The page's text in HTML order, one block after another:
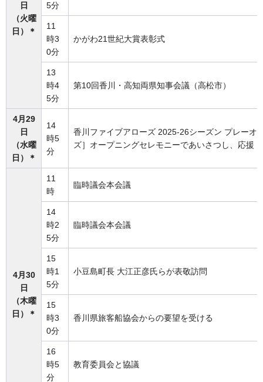
日
（火曜
日）＊
5分
11
時3
0分
かがわ21世紀大賞表彰式
13
時4
5分
第10回香川・高知両県知事会議（高松市）
4月29
日
（水曜
日）＊
14
時5
分
香川ファイブアローズ 2025-26シーズン プレーオ
ズ］オープニングセレモニーであいさつし、応援
4月30
日
（木曜
日）＊
11
時
臨時議会本会議
14
時2
5分
臨時議会本会議
15
時1
5分
小豆島町長 大江正彦氏らが表敬訪問
15
時3
0分
香川県旅客船協会からの要望を受ける
16
時5
分
教育委員会と協議